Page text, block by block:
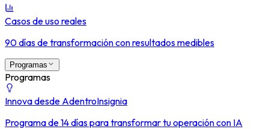
Casos de uso reales
90 días de transformación con resultados medibles
Programas
Programas
Innova desde AdentroInsignia
Programa de 14 días para transformar tu operación con IA